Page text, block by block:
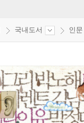
국내도서 인문